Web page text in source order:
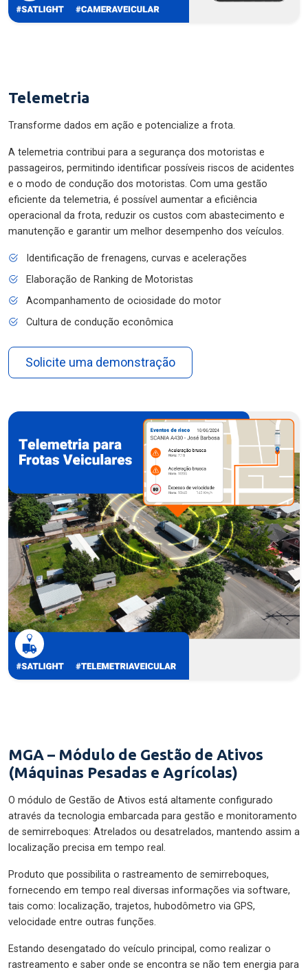
Telemetria
Transforme dados em ação e potencialize a frota.
A telemetria contribui para a segurança dos motoristas e
passageiros, permitindo identificar possíveis riscos de acidentes
e o modo de condução dos motoristas. Com uma gestão
eficiente da telemetria, é possível aumentar a eficiência
operacional da frota, reduzir os custos com abastecimento e
manutenção e garantir um melhor desempenho dos veículos.
Identificação de frenagens, curvas e acelerações
Elaboração de Ranking de Motoristas
Acompanhamento de ociosidade do motor
Cultura de condução econômica
Solicite uma demonstração
MGA – Módulo de Gestão de Ativos
(Máquinas Pesadas e Agrícolas)
O módulo de Gestão de Ativos está altamente configurado
através da tecnologia embarcada para gestão e monitoramento
de semirreboques: Atrelados ou desatrelados, mantendo assim a
localização precisa em tempo real.
Produto que possibilita o rastreamento de semirreboques,
fornecendo em tempo real diversas informações via software,
tais como: localização, trajetos, hubodômetro via GPS,
velocidade entre outras funções.
Estando desengatado do veículo principal, como realizar o
rastreamento e saber onde se encontra se não tem energia para